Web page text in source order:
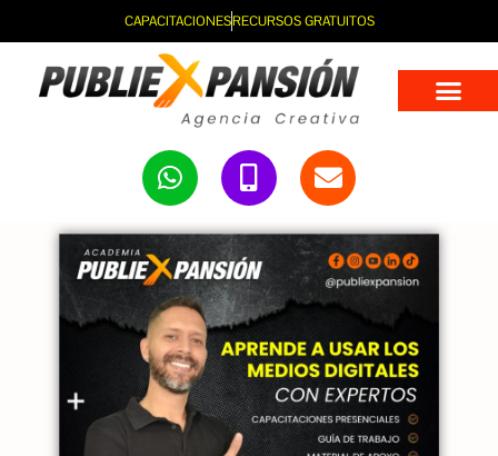
CAPACITACIONESRECURSOS GRATUITOS